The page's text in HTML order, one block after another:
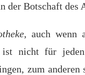
der Botschaft
, auch wenn
ist nicht für
zum